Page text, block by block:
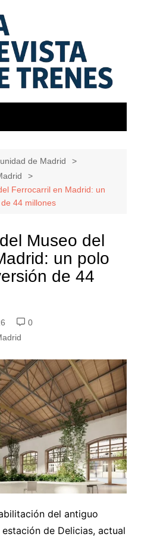
de Madrid
Ferrocarril en Madrid: un
44 millones
Museo del
un polo
de 44
0
del antiguo
de Delicias, actual